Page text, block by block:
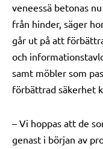
veneessä betonas
från hinder, säger
går ut på att
och
samt möbler som
förbättrad säkerhet
– Vi hoppas att de
genast i början av